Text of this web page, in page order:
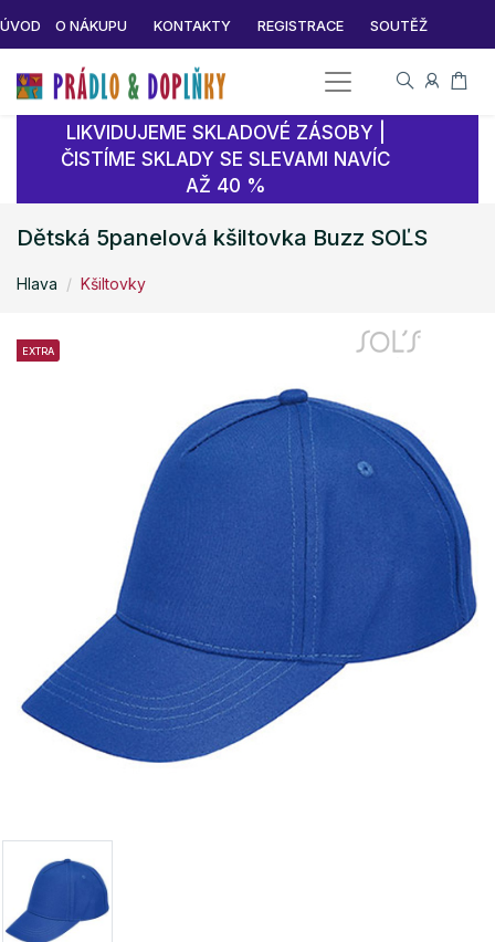
ÚVOD O NÁKUPU KONTAKTY REGISTRACE SOUTĚŽ
LIKVIDUJEME SKLADOVÉ ZÁSOBY |
ČISTÍME SKLADY SE SLEVAMI NAVÍC
AŽ 40 %
Dětská 5panelová kšiltovka Buzz SOĽS
Hlava Kšiltovky
EXTRA